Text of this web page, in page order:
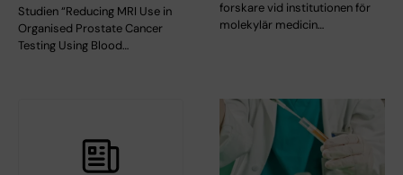
Studien “Reducing MRI Use in
Organised Prostate Cancer
Testing Using Blood…
forskare vid institutionen för
molekylär medicin…